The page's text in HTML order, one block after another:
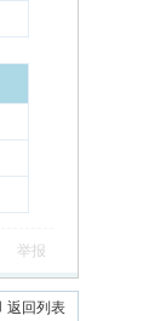
举报
返回列表